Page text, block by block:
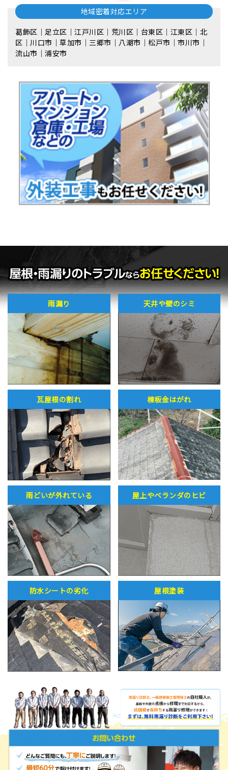
地域密着対応エリア
葛飾区｜足立区｜江戸川区｜荒川区｜台東区｜江東区｜北
区｜川口市｜草加市｜三郷市｜八潮市｜松⼾市｜市川市｜
流⼭市｜浦安市
雨漏り 天井や壁のシミ
瓦屋根の割れ 棟板金はがれ
雨どいが外れている 屋上やベランダのヒビ
防水シートの劣化 屋根塗装